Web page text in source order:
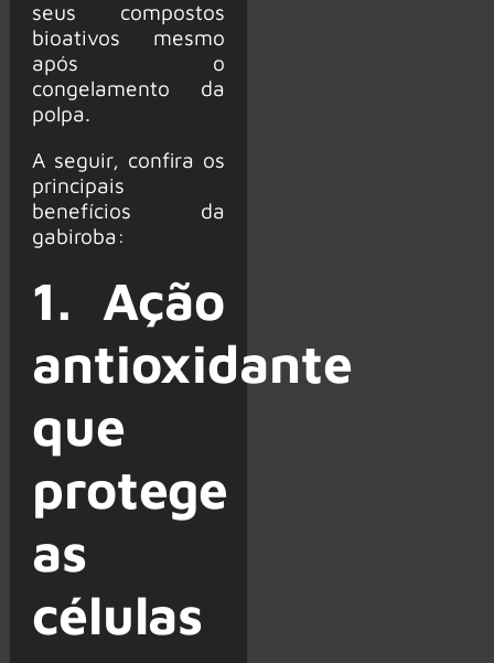
seus compostos
bioativos mesmo
após o
congelamento da
polpa.
A seguir, confira os
principais
benefícios da
gabiroba:
1. Ação
antioxidante
que
protege
as
células